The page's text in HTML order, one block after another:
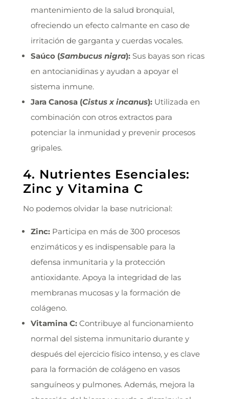
mantenimiento de la salud bronquial,
ofreciendo un efecto calmante en caso de
irritación de garganta y cuerdas vocales.
Saúco (Sambucus nigra):Sus bayas son ricas
en antocianidinas y ayudan a apoyar el
sistema inmune.
Jara Canosa (Cistus x incanus):Utilizada en
combinación con otros extractos para
potenciar la inmunidad y prevenir procesos
gripales.
4. Nutrientes Esenciales:
Zinc y Vitamina C
No podemos olvidar la base nutricional:
Zinc:Participa en más de 300 procesos
enzimáticos y es indispensable para la
defensa inmunitaria y la protección
antioxidante. Apoya la integridad de las
membranas mucosas y la formación de
colágeno.
Vitamina C:Contribuye al funcionamiento
normal del sistema inmunitario durante y
después del ejercicio físico intenso, y es clave
para la formación de colágeno en vasos
sanguíneos y pulmones. Además, mejora la